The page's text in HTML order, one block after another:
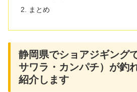
まとめ
静岡県でショアジギング
サワラ・カンパチ）が釣
紹介します